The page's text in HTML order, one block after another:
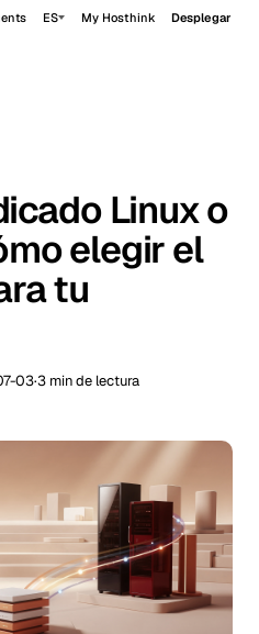
ES My Hosthink Desplegar
Linux o
elegir el
tu
03·3 min de lectura